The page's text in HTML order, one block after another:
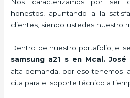
honestos, apuntando a la
clientes, siendo ustedes nuestro
Dentro de nuestro portafolio, el
samsung a21 s en Mcal. José
alta demanda, por eso tenemos
cita para el soporte técnico a